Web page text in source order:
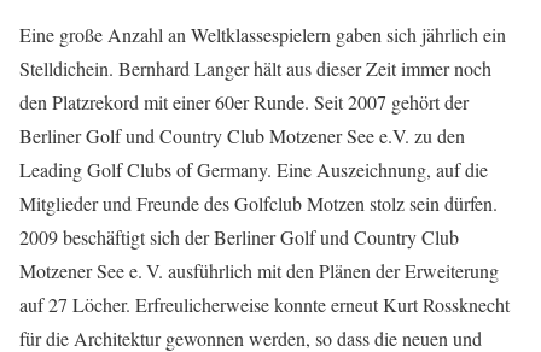
Eine große Anzahl an Weltklassespielern gaben sich jährlich ein
Stelldichein. Bernhard Langer hält aus dieser Zeit immer noch
den Platzrekord mit einer 60er Runde. Seit 2007 gehört der
Berliner Golf und Country Club Motzener See e.V. zu den
Leading Golf Clubs of Germany. Eine Auszeichnung, auf die
Mitglieder und Freunde des Golfclub Motzen stolz sein dürfen.
2009 beschäftigt sich der Berliner Golf und Country Club
Motzener See e. V. ausführlich mit den Plänen der Erweiterung
auf 27 Löcher. Erfreulicherweise konnte erneut Kurt Rossknecht
für die Architektur gewonnen werden, so dass die neuen und